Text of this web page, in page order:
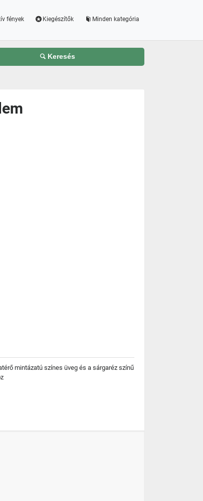
fények Kiegészítők Minden kategória
Keresés
mintázatú színes üveg és a sárgaréz színű